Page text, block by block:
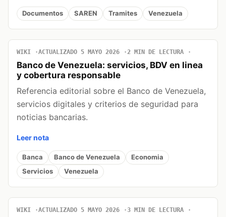
Documentos SAREN Tramites Venezuela
WIKI ACTUALIZADO 5 MAYO 2026 2 MIN DE LECTURA
Banco de Venezuela: servicios, BDV en linea
y cobertura responsable
Referencia editorial sobre el Banco de Venezuela,
servicios digitales y criterios de seguridad para
noticias bancarias.
Leer nota
Banca Banco de Venezuela
Economia
Servicios
Venezuela
WIKI ACTUALIZADO 5 MAYO 2026 3 MIN DE LECTURA